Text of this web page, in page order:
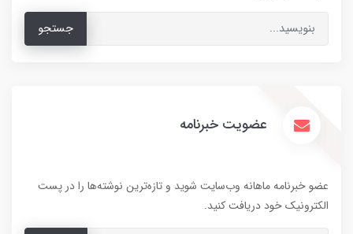
جستجو
عضویت خبرنامه
عضو خبرنامه ماهانه وب‌سایت شوید و تازه‌ترین نوشته‌ها را در پست
الکترونیک خود دریافت کنید.